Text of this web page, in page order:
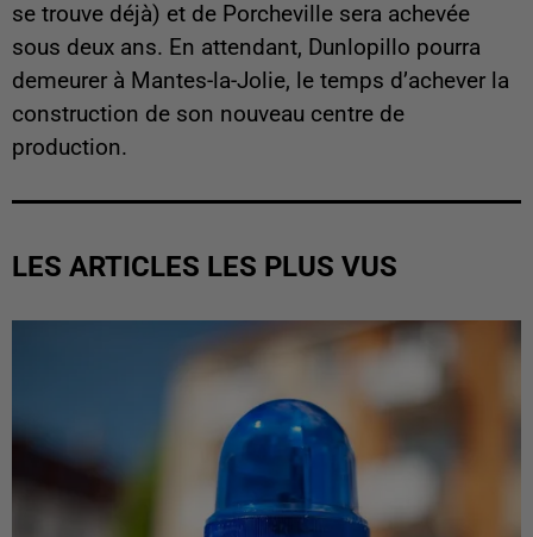
se trouve déjà) et de Porcheville sera achevée
sous deux ans. En attendant, Dunlopillo pourra
demeurer à Mantes-la-Jolie, le temps d’achever la
construction de son nouveau centre de
production.
LES ARTICLES LES PLUS VUS